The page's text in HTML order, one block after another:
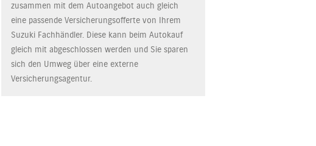
zusammen mit dem Autoangebot auch gleich
eine passende Versicherungsofferte von Ihrem
Suzuki Fachhändler. Diese kann beim Autokauf
gleich mit abgeschlossen werden und Sie sparen
sich den Umweg über eine externe
Versicherungsagentur.